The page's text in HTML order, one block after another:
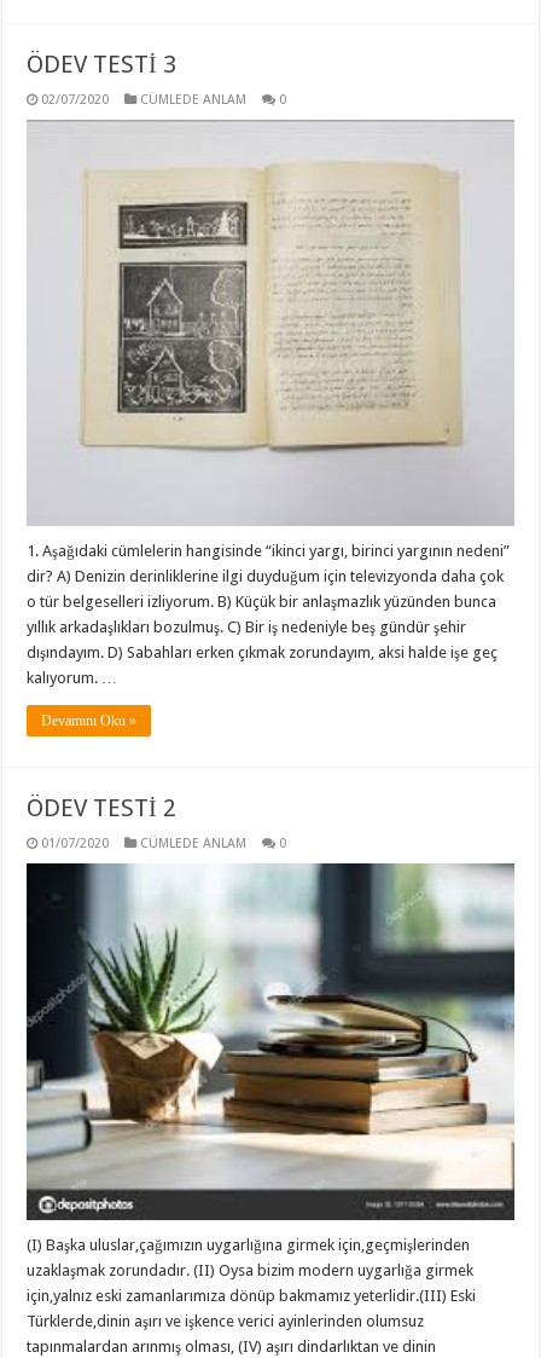
ÖDEV TESTİ 3
02/07/2020 CÜMLEDE ANLAM 0
1. Aşağıdaki cümlelerin hangisinde “ikinci yargı, birinci yargının nedeni”
dir? A) Denizin derinliklerine ilgi duyduğum için televizyonda daha çok
o tür belgeselleri izliyorum. B) Küçük bir anlaşmazlık yüzünden bunca
yıllık arkadaşlıkları bozulmuş. C) Bir iş nedeniyle beş gündür şehir
dışındayım. D) Sabahları erken çıkmak zorundayım, aksi halde işe geç
kalıyorum. …
Devamını Oku »
ÖDEV TESTİ 2
01/07/2020 CÜMLEDE ANLAM 0
(I) Başka uluslar,çağımızın uygarlığına girmek için,geçmişlerinden
uzaklaşmak zorundadır. (II) Oysa bizim modern uygarlığa girmek
için,yalnız eski zamanlarımıza dönüp bakmamız yeterlidir.(III) Eski
Türklerde,dinin aşırı ve işkence verici ayinlerinden olumsuz
tapınmalardan arınmış olması, (IV) aşırı dindarlıktan ve dinin